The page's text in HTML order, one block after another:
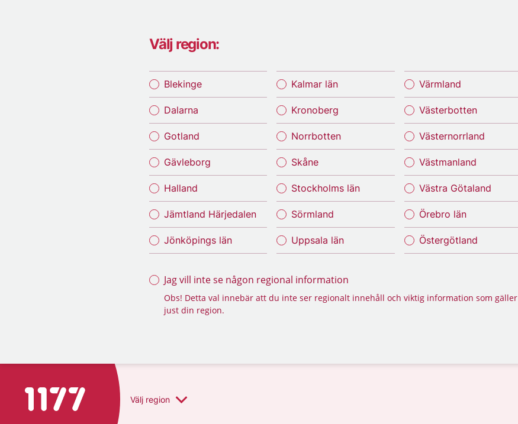
Välj region:
Blekinge
Dalarna
Gotland
Gävleborg
Halland
Jämtland Härjedalen
Jönköpings län
Kalmar län
Kronoberg
Norrbotten
Skåne
Stockholms län
Sörmland
Uppsala län
Värmland
Västerbotten
Västernorrland
Västmanland
Västra Götaland
Örebro län
Östergötland
Jag vill inte se någon regional information
Obs! Detta val innebär att du inte ser regionalt innehåll och viktig information som gäller
just din region.
Till startsidan för 1177 Välj region